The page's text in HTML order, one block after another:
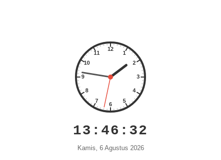
13:46:33
Kamis, 6 Agustus 2026